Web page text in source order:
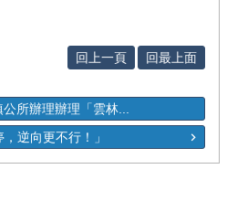
回上一頁 回最上面
所辦理辦理「雲林...
，逆向更不行！」